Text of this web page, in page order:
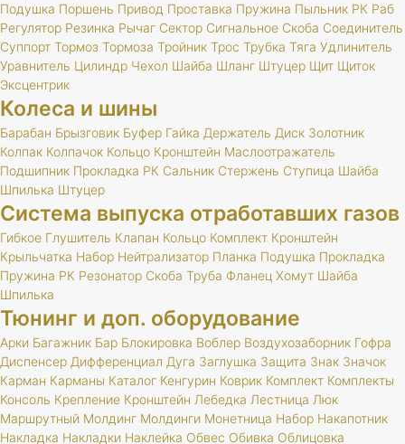
Подушка Поршень Привод Проставка Пружина Пыльник РК Раб
Регулятор Резинка Рычаг Сектор Сигнальное Скоба Соединитель
Суппорт Тормоз Тормоза Тройник Трос Трубка Тяга Удлинитель
Уравнитель Цилиндр Чехол Шайба Шланг Штуцер Щит Щиток
Эксцентрик
Колеса и шины
Барабан Брызговик Буфер Гайка Держатель Диск Золотник
Колпак Колпачок Кольцо Кронштейн Маслоотражатель
Подшипник Прокладка РК Сальник Стержень Ступица Шайба
Шпилька Штуцер
Система выпуска отработавших газов
Гибкое Глушитель Клапан Кольцо Комплект Кронштейн
Крыльчатка Набор Нейтрализатор Планка Подушка Прокладка
Пружина РК Резонатор Скоба Труба Фланец Хомут Шайба
Шпилька
Тюнинг и доп. оборудование
Арки Багажник Бар Блокировка Воблер Воздухозаборник Гофра
Диспенсер Дифференциал Дуга Заглушка Защита Знак Значок
Карман Карманы Каталог Кенгурин Коврик Комплект Комплекты
Консоль Крепление Кронштейн Лебедка Лестница Люк
Маршрутный Молдинг Молдинги Монетница Набор Накапотник
Накладка Накладки Наклейка Обвес Обивка Облицовка